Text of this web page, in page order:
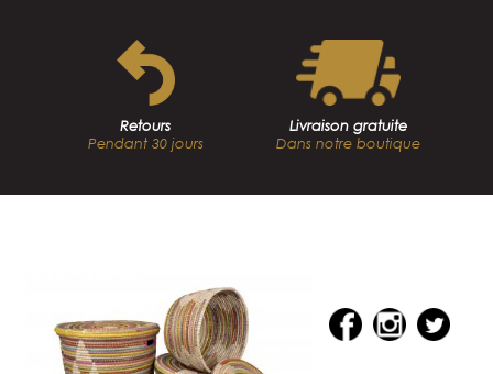
Retours
Pendant 30 jours
Livraison gratuite
Dans notre boutique